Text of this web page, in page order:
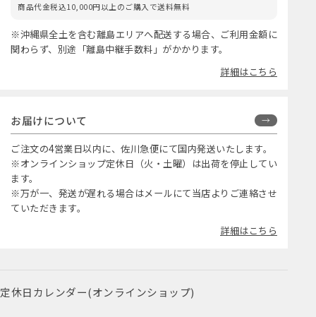
商品代金税込10,000円以上のご購入で送料無料
※沖縄県全土を含む離島エリアへ配送する場合、ご利用金額に
関わらず、別途「離島中継手数料」がかかります。
詳細はこちら
お届けについて
ご注文の4営業日以内に、佐川急便にて国内発送いたします。
※オンラインショップ定休日（火・土曜）は出荷を停止してい
ます。
※万が一、発送が遅れる場合はメールにて当店よりご連絡させ
ていただきます。
詳細はこちら
定休日カレンダー(オンラインショップ)